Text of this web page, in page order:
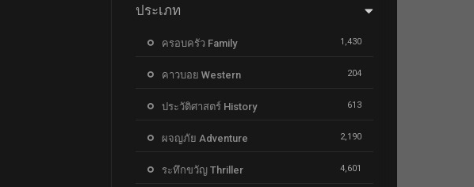
ประเภท
ครอบครัว Family 1,430
คาวบอย Western 204
ประวัติศาสตร์ History 613
ผจญภัย Adventure 2,190
ระทึกขวัญ Thriller 4,601